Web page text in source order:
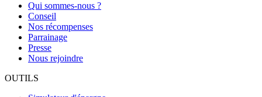
Qui sommes-nous ?
Conseil
Nos récompenses
Parrainage
Presse
Nous rejoindre
OUTILS